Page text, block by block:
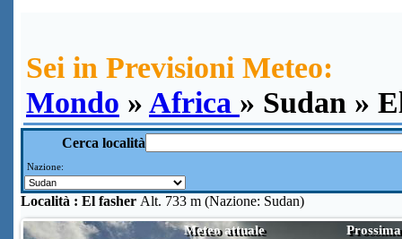
Sei in Previsioni Meteo:
Mondo » Africa » Sudan »
Cerca località
Nazione:
Località : El fasher Alt. 733 m (Nazione: Sudan)
Meteo attuale